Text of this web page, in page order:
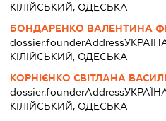
КІЛІЙСЬКИЙ, ОДЕСЬКА
БОНДАРЕНКО ВАЛЕНТИНА
dossier.founderAddress
КІЛІЙСЬКИЙ, ОДЕСЬКА
КОРНІЄНКО СВІТЛАНА
dossier.founderAddress
КІЛІЙСЬКИЙ, ОДЕСЬКА